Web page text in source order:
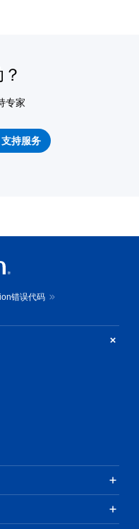
专家
持服务
错误代码